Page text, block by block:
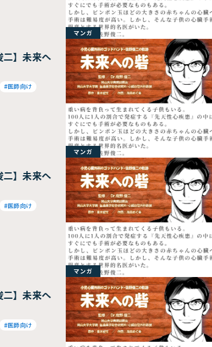
マンガ
二】未来へ
#医師向け
マンガ
二】未来へ
#医師向け
マンガ
二】未来へ
#医師向け